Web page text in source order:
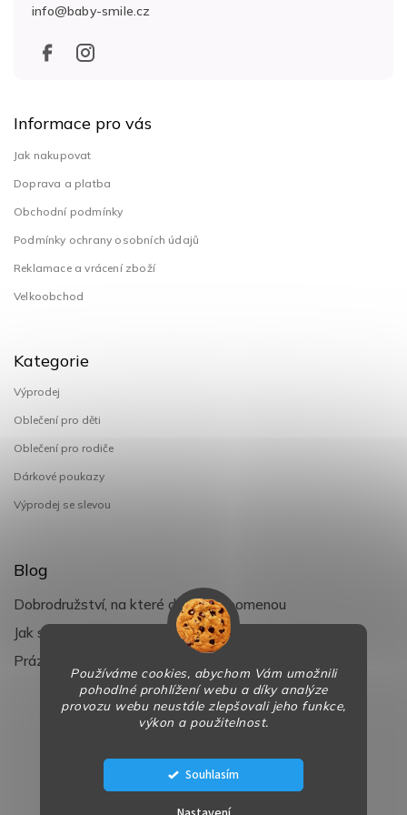
Používáme cookies, abychom Vám umožnili
pohodlné prohlížení webu a díky analýze
provozu webu neustále zlepšovali jeho funkce,
výkon a použitelnost.
Souhlasím
info@baby-smile.cz
Informace pro vás
Jak nakupovat
Doprava a platba
Obchodní podmínky
Podmínky ochrany osobních údajů
Reklamace a vrácení zboží
Velkoobchod
Kategorie
Výprodej
Oblečení pro děti
Oblečení pro rodiče
Dárkové poukazy
Výprodej se slevou
Blog
Dobrodružství, na které děti nezapomenou
Jak si užít léto s dětmi naplno
Prázdniny klepou na dveře
BaBy-smile.cz. Všechna práva vyhrazena.